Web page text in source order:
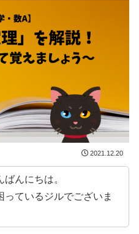
2021.12.20
んにちは。
っているジルでございま